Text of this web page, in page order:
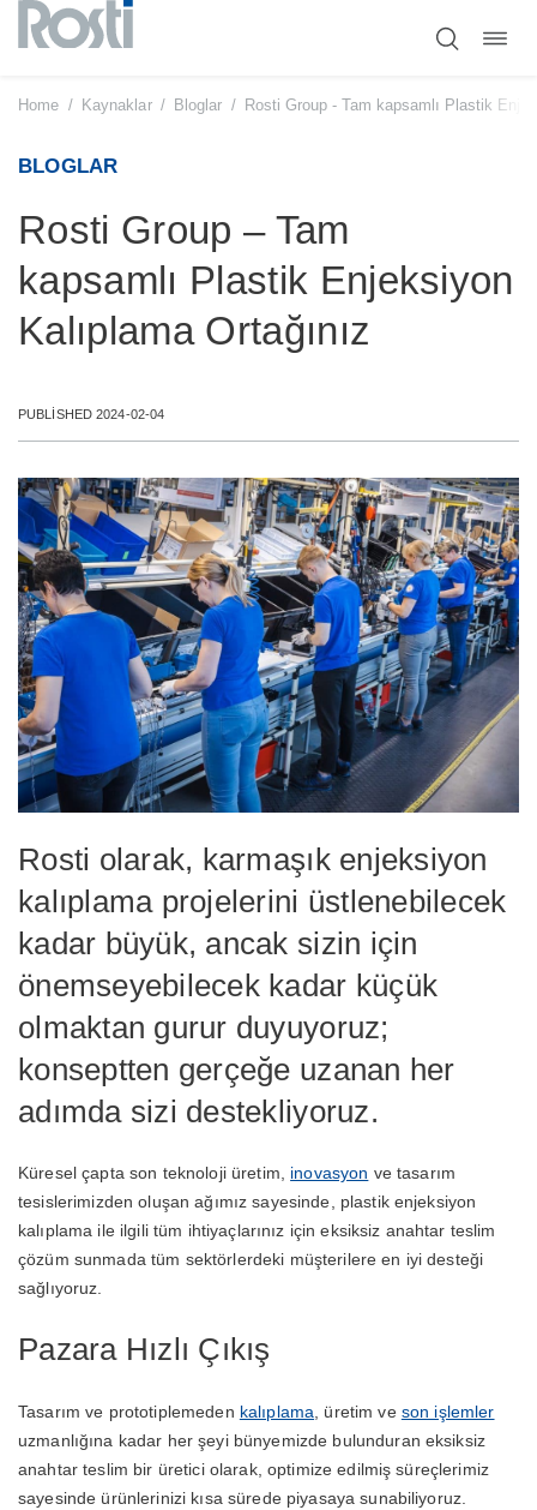
Skip
content
Home / Kaynaklar / Bloglar / Rosti Group - Tam kapsamlı Plastik
BLOGLAR
Rosti Group – Tam
kapsamlı Plastik Enjeksiyon
Kalıplama Ortağınız
PUBLISHED 2024-02-04
Rosti olarak, karmaşık enjeksiyon
kalıplama projelerini üstlenebilecek
kadar büyük, ancak sizin için
önemseyebilecek kadar küçük
olmaktan gurur duyuyoruz;
konseptten gerçeğe uzanan her
adımda sizi destekliyoruz.
Küresel çapta son teknoloji üretim, inovasyon ve tasarım
tesislerimizden oluşan ağımız sayesinde, plastik enjeksiyon
kalıplama ile ilgili tüm ihtiyaçlarınız için eksiksiz anahtar teslim
çözüm sunmada tüm sektörlerdeki müşterilere en iyi desteği
sağlıyoruz.
Pazara Hızlı Çıkış
Tasarım ve prototiplemeden kalıplama , üretim ve son işlemler
uzmanlığına kadar her şeyi bünyemizde bulunduran eksiksiz
anahtar teslim bir üretici olarak, optimize edilmiş süreçlerimiz
sayesinde ürünlerinizi kısa sürede piyasaya sunabiliyoruz.